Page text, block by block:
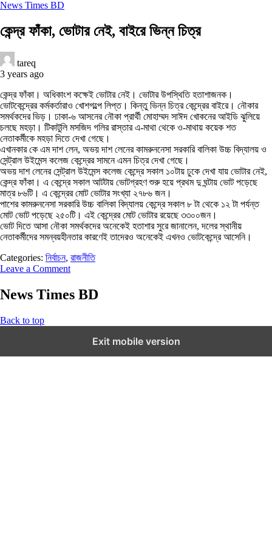
News Times BD
কেন্দ্র ফাঁকা, ভোটার নেই, বাইরে ভিন্ন চিত্র
tareq
3 years ago
কেন্দ্র ফাঁকা। অধিকাংশ কক্ষেই ভোটার নেই। ভোটার উপস্থিতি হতাশাজনক।
ভোটকেন্দ্রের কর্মকর্তারাও খোশগল্পে লিপ্ত। কিন্তু ভিন্ন চিত্র কেন্দ্রের বাইরে। নৌকার
সমর্থকদের ভিড়। ঢাকা-৬ আসনের নৌকা প্রার্থী মোহাম্মদ সাঈদ খোকনের আইডি ঝুলিয়ে
চলছে মহড়া। টিকাটুলি মসজিদ গলির রাস্তার এ-মাথা থেকে ও-মাথায় কয়েক শত
নেতাকর্মীকে মহড়া দিতে দেখা গেছে।
এখানকার কে এম দাশ লেন, অভয় দাশ লেনের কামরুননেসা সরকারি বালিকা উচ্চ বিদ্যালয় ও
সেন্ট্রাল উইমেন্স কলেজ কেন্দ্রের সামনে এমন চিত্র দেখা গেছে।
অভয় দাশ লেনের সেন্ট্রাল উইমেন্স কলেজ কেন্দ্রে সকাল ১০টায় ঢুকে দেখা যায় ভোটার নেই,
কেন্দ্র ফাঁকা। এ কেন্দ্রে সকাল আটটায় ভোটগ্রহণ শুরু হয়ে প্রথম দু ঘন্টায় ভোট পড়েছে
মাত্র ৮৬টি। এ কেন্দ্রের মোট ভোটার সংখ্যা ২৭৮৬ জন।
পাশের কামরুননেসা সরকারি উচ্চ বালিকা বিদ্যালয় কেন্দ্রে সকাল ৮ টা থেকে ১২ টা পর্যন্ত
মোট ভোট পড়েছে ২৫০টি। এই কেন্দ্রের মোট ভোটার রয়েছে ৩৩০০জন।
ভোট দিতে আসা নৌকা সমর্থকদের অনেকেই হতাশার সুরে জানালেন, দলের স্থানীয়
নেতাকর্মীদের সমন্বয়হীনতার কারণেই তাদেরও অনেকেই এখনও ভোটকেন্দ্রে আসেনি।
Categories: নির্বাচন, রাজনীতি
Leave a Comment
News Times BD
Back to top
Exit mobile version